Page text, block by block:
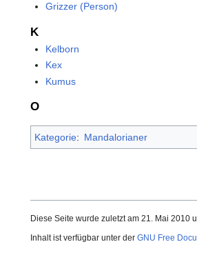
Grizzer (Person)
K
Kelborn
Kex
Kumus
O
Kategorie: Mandalorianer
Diese Seite wurde zuletzt am 21. Mai 2010
Inhalt ist verfügbar unter der GNU Free